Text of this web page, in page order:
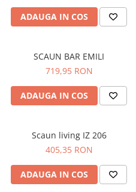
ADAUGA IN COS
SCAUN BAR EMILI
719,95 RON
ADAUGA IN COS
Scaun living IZ 206
405,35 RON
ADAUGA IN COS